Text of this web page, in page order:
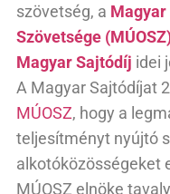
szövetség, a Magyar
Szövetsége
Magyar Sajtódíj idei
A Magyar Sajtódíjat
MÚOSZ, hogy a
teljesítményt nyújtó
alkotóközösségeket
MÚOSZ elnöke